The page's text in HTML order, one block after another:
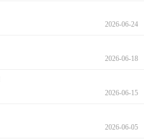
2026-06-24
2026-06-18
2026-06-15
2026-06-05